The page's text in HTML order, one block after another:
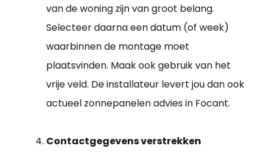
van de woning zijn van groot belang.
Selecteer daarna een datum (of week)
waarbinnen de montage moet
plaatsvinden. Maak ook gebruik van het
vrije veld. De installateur levert jou dan ook
actueel zonnepanelen advies in Focant.
Contactgegevens verstrekken